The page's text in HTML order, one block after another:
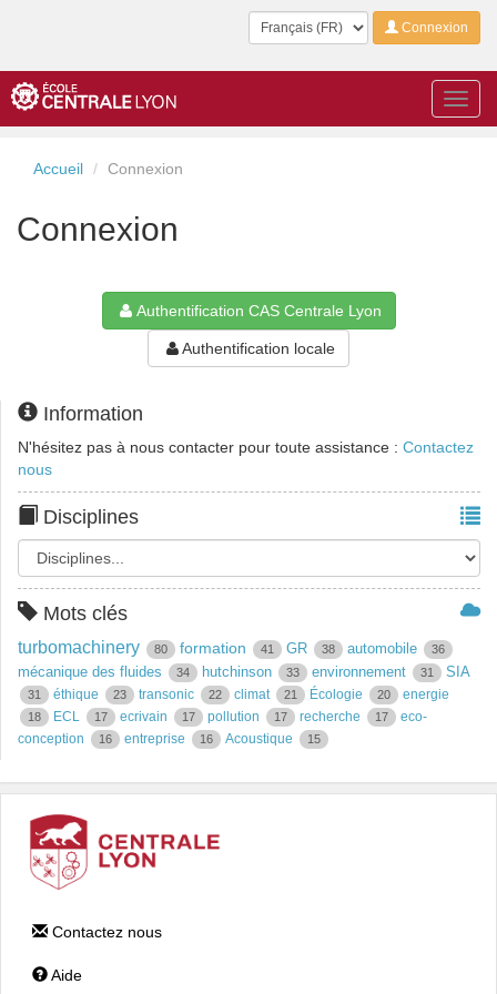
LangueConnexion
Accueil Connexion
Connexion
Authentification CAS Centrale Lyon
Authentification locale
Information
N'hésitez pas à nous contacter pour toute assistance : Contactez
nous
Disciplines
Mots clés
turbomachinery 80 formation 41 GR 38 automobile 36
mécanique des fluides 34 hutchinson 33 environnement 31 SIA
31 éthique 23 transonic 22 climat 21 Écologie 20 energie
18 ECL 17 ecrivain 17 pollution 17 recherche 17
eco-
conception
16 entreprise 16 Acoustique 15
Contactez nous
Aide